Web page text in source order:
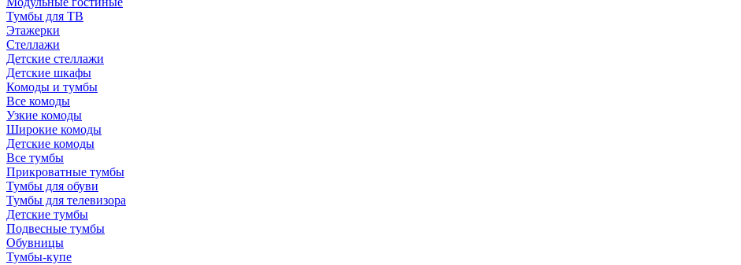
Тумбы для ТВ
Этажерки
Стеллажи
Детские стеллажи
Детские шкафы
Комоды и тумбы
Все комоды
Узкие комоды
Широкие комоды
Детские комоды
Все тумбы
Прикроватные тумбы
Тумбы для обуви
Тумбы для телевизора
Детские тумбы
Подвесные тумбы
Обувницы
Тумбы-купе